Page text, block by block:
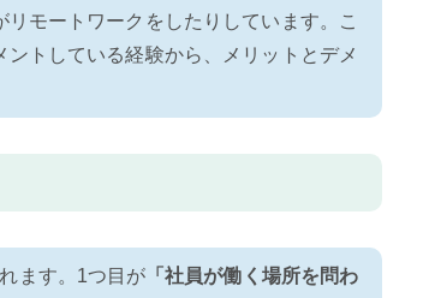
モートワークをしたりしています。こ
トしている経験から、メリットとデメ
ます。1つ目が 「社員が働く場所を問わ